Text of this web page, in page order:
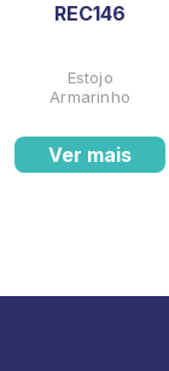
REC146
Estojo
Armarinho
Ver mais